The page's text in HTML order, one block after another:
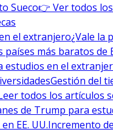
Sueco👉 Ver todos
el extranjero¿Vale la
países más baratos de
estudios en el
Gestión del
todos los artículos
de Trump para
EE. UU.Incremento